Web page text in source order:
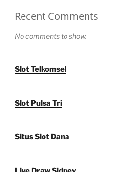
Recent Comments
No comments to show.
Slot Telkomsel
Slot Pulsa Tri
Situs Slot Dana